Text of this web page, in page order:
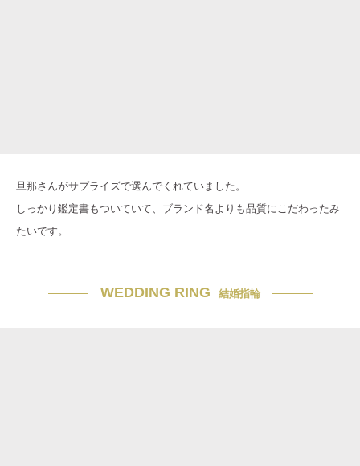
旦那さんがサプライズで選んでくれていました。
しっかり鑑定書もついていて、ブランド名よりも品質にこだわったみ
たいです。
WEDDING RING 結婚指輪